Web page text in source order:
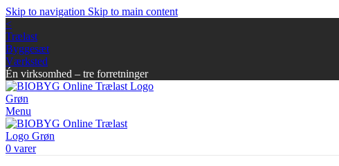
Skip to navigation Skip to main content
<
Trælast
Byggesæt
Værksted
Én virksomhed – tre forretninger
Menu
0 varer